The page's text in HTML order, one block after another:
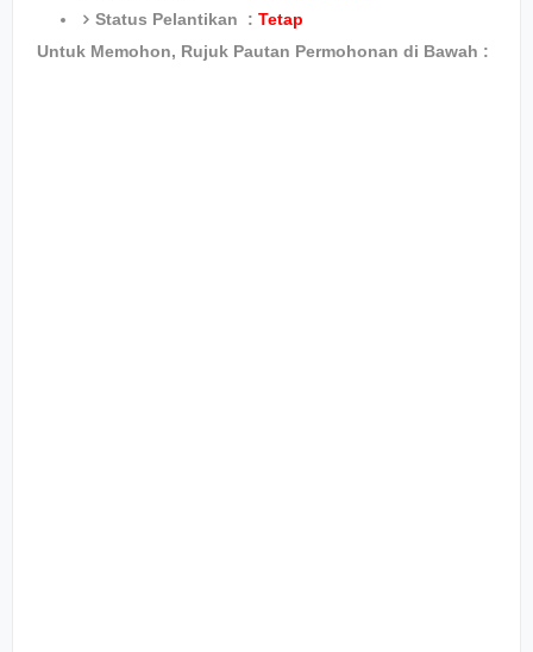
Status Pelantikan : Tetap
Untuk Memohon, Rujuk Pautan Permohonan di Bawah :